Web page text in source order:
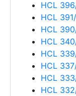
HCL
HCL
HCL
HCL
HCL
HCL
HCL
HCL